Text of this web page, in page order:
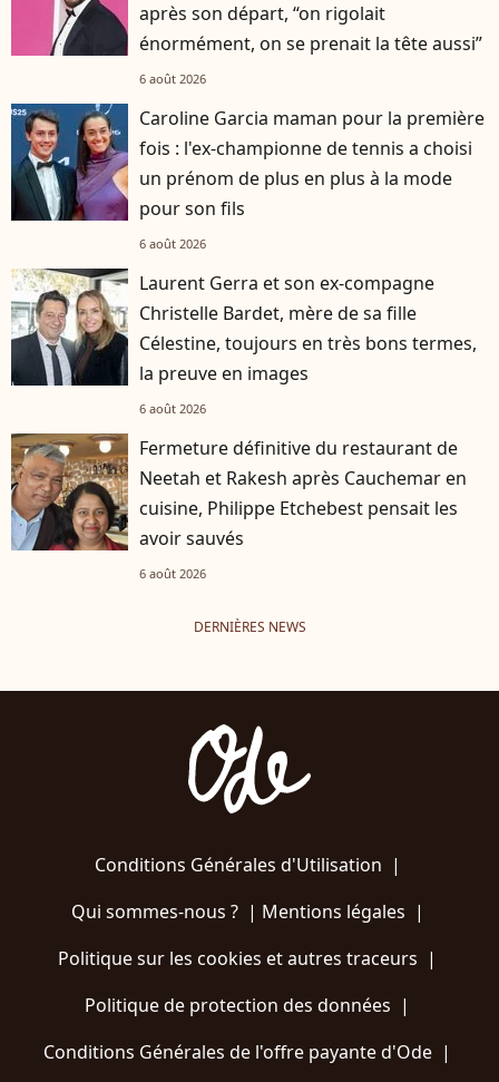
après son départ, “on rigolait
énormément, on se prenait la tête aussi”
6 août 2026
Caroline Garcia maman pour la première
fois : l'ex-championne de tennis a choisi
un prénom de plus en plus à la mode
pour son fils
6 août 2026
Laurent Gerra et son ex-compagne
Christelle Bardet, mère de sa fille
Célestine, toujours en très bons termes,
la preuve en images
6 août 2026
Fermeture définitive du restaurant de
Neetah et Rakesh après Cauchemar en
cuisine, Philippe Etchebest pensait les
avoir sauvés
6 août 2026
DERNIÈRES NEWS
Conditions Générales d'Utilisation |
Qui sommes-nous ?| Mentions légales |
Politique sur les cookies et autres traceurs |
Politique de protection des données |
Conditions Générales de l'offre payante d'Ode |